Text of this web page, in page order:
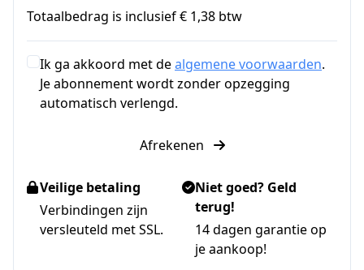
Totaalbedrag is inclusief € 1,38 btw
Ik ga akkoord met dealgemene voorwaarden.
Je abonnement wordt zonder opzegging
automatisch verlengd.
Afrekenen
Veilige betaling
Verbindingen zijn
versleuteld met SSL.
Niet goed? Geld
terug!
14 dagen garantie op
je aankoop!